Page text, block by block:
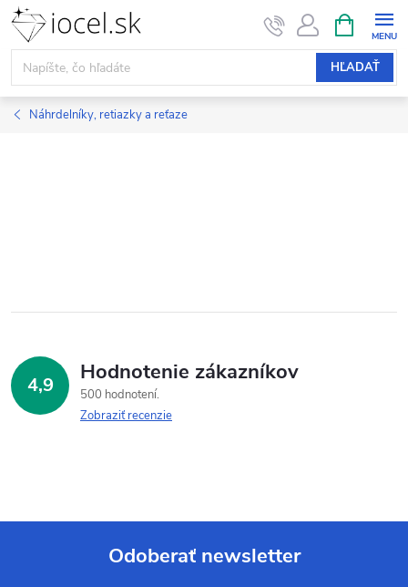
Prejsť
obsah
HĽADAŤ
KOŠÍK
Náhrdelníky, retiazky a reťaze
4,9 Hodnotenie zákazníkov
500 hodnotení
Zobraziť recenzie
Odoberať newsletter